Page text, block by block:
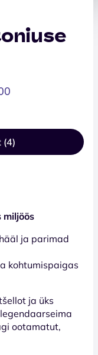
(4)
ja parimad
kohtumispaigas
ja üks
ootamatut,